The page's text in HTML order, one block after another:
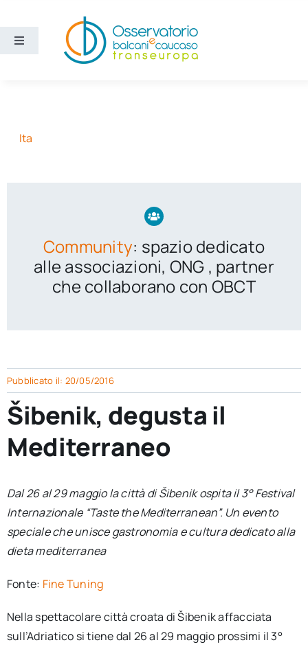
contenuto
Toggle
Chi siamo
Ita
Ita
Community: spazio dedicato
alle associazioni, ONG , partner
che collaborano con OBCT
Pubblicato il: 20/05/2016
Šibenik, degusta il
Mediterraneo
Dal 26 al 29 maggio la città di Šibenik ospita il 3° Festival
Internazionale “Taste the Mediterranean”. Un evento
speciale che unisce gastronomia e cultura dedicato alla
dieta mediterranea
Fonte: Fine Tuning
Nella spettacolare città croata di Šibenik affacciata
sull’Adriatico si tiene dal 26 al 29 maggio prossimi il 3°